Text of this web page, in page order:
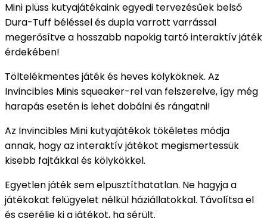
Mini plüss kutyajátékaink egyedi tervezésűek belső
Dura-Tuff béléssel és dupla varrott varrással
megerősítve a hosszabb napokig tartó interaktív játék
érdekében!
Töltelékmentes játék és heves kölyköknek. Az
Invincibles Minis squeaker-rel van felszerelve, így még
harapás esetén is lehet dobálni és rángatni!
Az Invincibles Mini kutyajátékok tökéletes módja
annak, hogy az interaktív játékot megismertessük
kisebb fajtákkal és kölykökkel.
Egyetlen játék sem elpusztíthatatlan. Ne hagyja a
játékokat felügyelet nélkül háziállatokkal. Távolítsa el
és cserélje ki a játékot, ha sérült.